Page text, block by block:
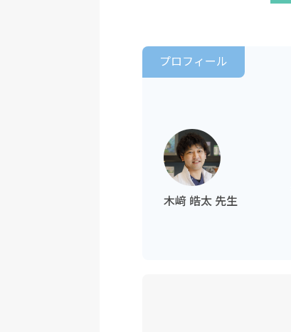
プロフィール
木﨑 皓太 先生